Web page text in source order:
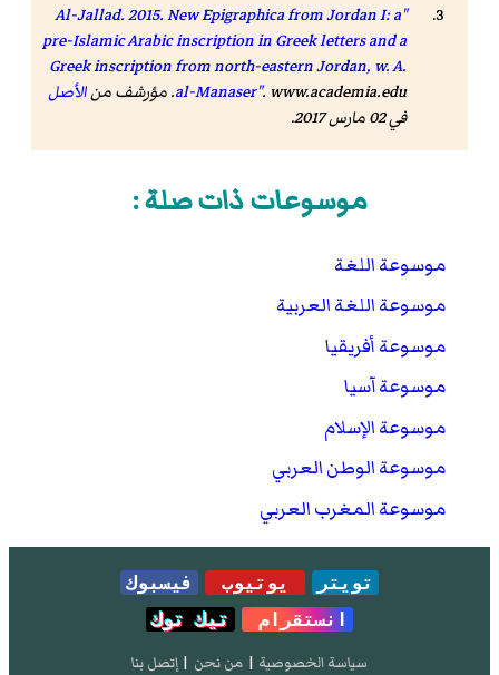
"Al-Jallad. 2015. New Epigraphica from Jordan I: a
pre-Islamic Arabic inscription in Greek letters and a
Greek inscription from north-eastern Jordan, w. A.
al-Manaser". www.academia.edu . مؤرشف منالأصل
في 02 مارس 2017
.
موسوعات ذات صلة :
موسوعة اللغة
موسوعة اللغة العربية
موسوعة أفريقيا
موسوعة آسيا
موسوعة الإسلام
موسوعة الوطن العربي
موسوعة المغرب العربي
تويتر يوتيوب
فيسبوك
انستقرام
تيك توك
سياسة الخصوصية | من نحن | إتصل بنا